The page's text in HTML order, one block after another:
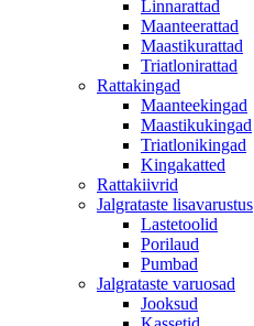
Linnarattad
Maanteerattad
Maastikurattad
Triatlonirattad
Rattakingad
Maanteekingad
Maastikukingad
Triatlonikingad
Kingakatted
Rattakiivrid
Jalgrataste lisavarustus
Lastetoolid
Porilaud
Pumbad
Jalgrataste varuosad
Jooksud